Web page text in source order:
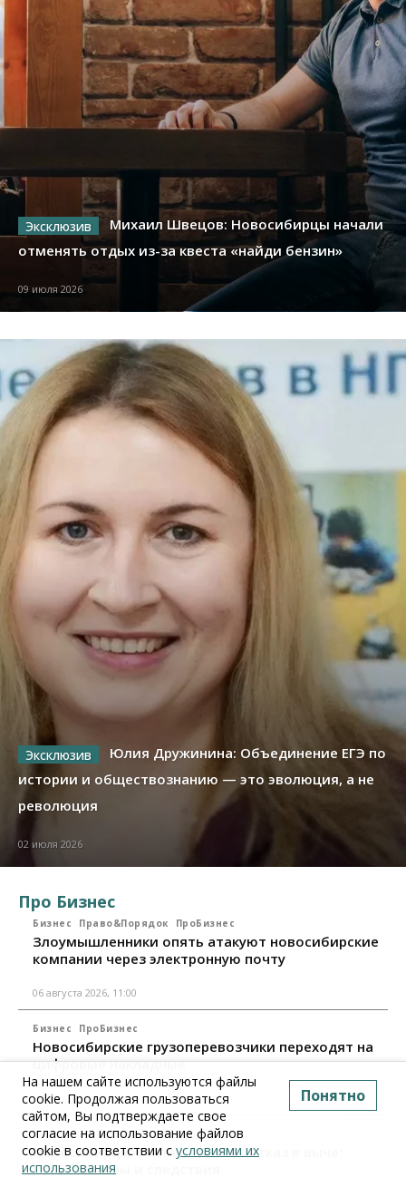
Михаил Швецов: Новосибирцы начали
отменять отдых из-за квеста «найди бензин»
09 июля 2026
Юлия Дружинина: Объединение ЕГЭ по
истории и обществознанию — это эволюция, а не
революция
02 июля 2026
Про Бизнес
Бизнес Право&Порядок ПроБизнес
Злоумышленники опять атакуют новосибирские
компании через электронную почту
06 августа 2026, 11:00
Бизнес ПроБизнес
Новосибирские грузоперевозчики переходят на
цифровые накладные
28 июля 2026, 11:00
Бизнес ПроБизнес
Новосибирцы стали получать отказ в вычете по
НДС: причины и следствия
На нашем сайте используются файлы
cookie. Продолжая пользоваться
сайтом, Вы подтверждаете свое
согласие на использование файлов
cookie в соответствии с условиями их
использования
Понятно